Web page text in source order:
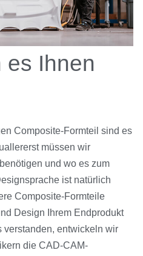
es Ihnen
Composite-Formteil sind es
müssen wir
und wo es zum
ist natürlich
Composite-Formteile
Design Ihrem Endprodukt
verstanden, entwickeln wir
die CAD-CAM-